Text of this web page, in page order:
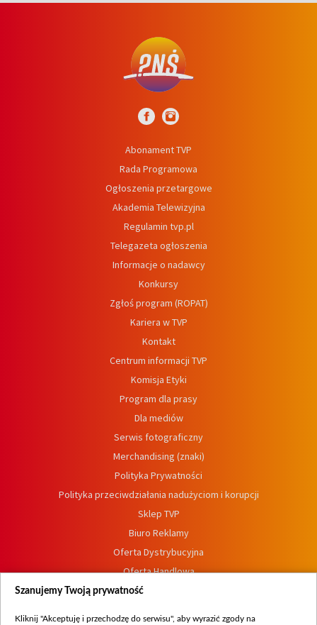
Abonament TVP
Rada Programowa
Ogłoszenia przetargowe
Akademia Telewizyjna
Regulamin tvp.pl
Telegazeta ogłoszenia
Informacje o nadawcy
Konkursy
Zgłoś program (ROPAT)
Kariera w TVP
Kontakt
Centrum informacji TVP
Komisja Etyki
Program dla prasy
Dla mediów
Serwis fotograficzny
Merchandising (znaki)
Polityka Prywatności
Polityka przeciwdziałania nadużyciom i korupcji
Sklep TVP
Biuro Reklamy
Oferta Dystrybucyjna
Oferta Handlowa
Dostępność
Szanujemy Twoją prywatność
Kliknij "Akceptuję i przechodzę do serwisu", aby wyrazić zgody na